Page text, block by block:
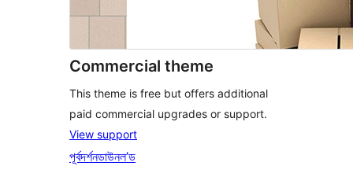
Commercial theme
This theme is free but offers additional
paid commercial upgrades or support.
View support
পূৰ্বদৰ্শনডাউনল’ড